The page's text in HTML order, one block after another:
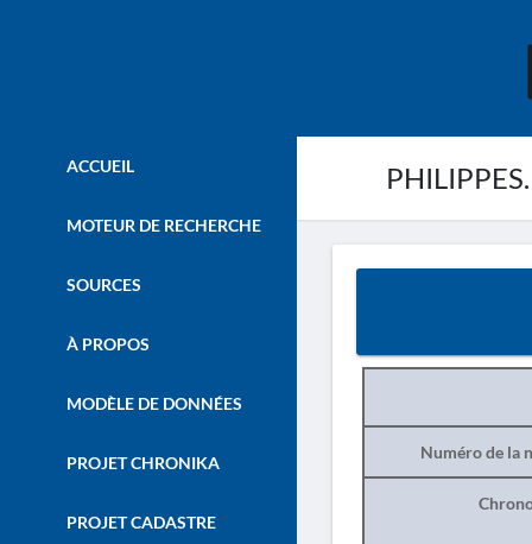
ACCUEIL
MOTEUR DE RECHERCHE
SOURCES
À PROPOS
MODÈLE DE DONNÉES
PROJET CHRONIKA
PROJET CADASTRE
Numéro de la